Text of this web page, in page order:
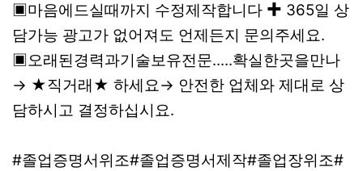
▣마음에드실때까지 수정제작합니다 ✚ 365일 상
담가능 광고가 없어져도 언제든지 문의주세요.
▣오래된경력과기술보유전문.....확실한곳을만나
→ ★직거래★ 하세요→ 안전한 업체와 제대로 상
담하시고 결정하십시요.
#졸업증명서위조#졸업증명서제작#졸업장위조#